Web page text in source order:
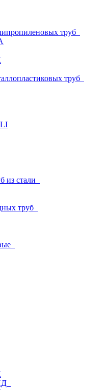
труб
труб
из стали
труб